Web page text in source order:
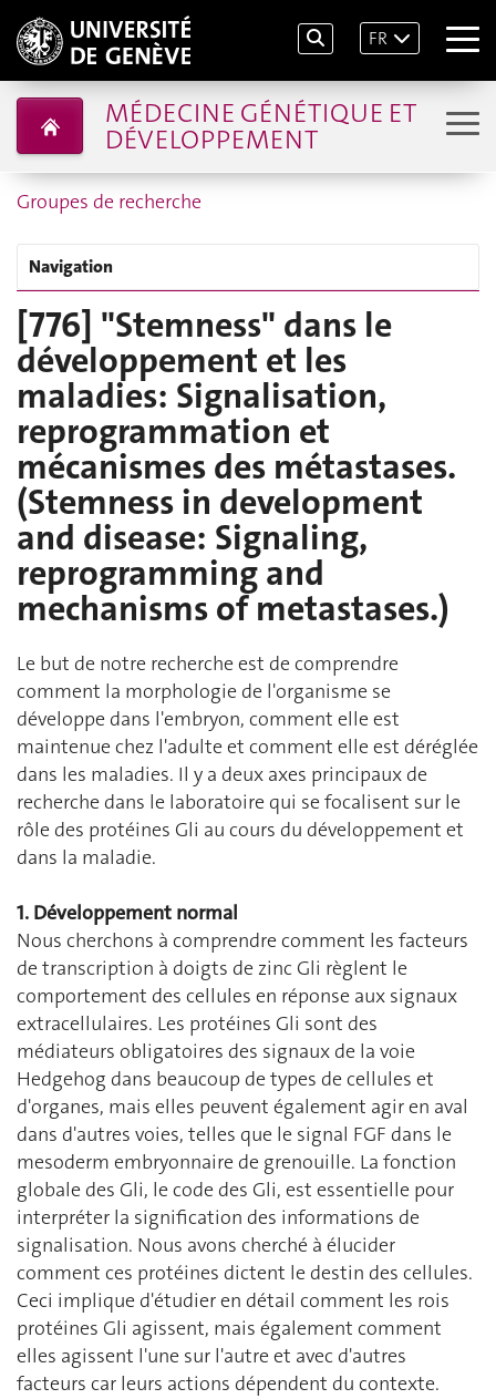
FR
MÉDECINE GÉNÉTIQUE ET
DÉVELOPPEMENT
Groupes de recherche
Navigation
[776] "Stemness" dans le
développement et les
maladies: Signalisation,
reprogrammation et
mécanismes des métastases.
(Stemness in development
and disease: Signaling,
reprogramming and
mechanisms of metastases.)
Le but de notre recherche est de comprendre
comment la morphologie de l'organisme se
développe dans l'embryon, comment elle est
maintenue chez l'adulte et comment elle est déréglée
dans les maladies. Il y a deux axes principaux de
recherche dans le laboratoire qui se focalisent sur le
rôle des protéines Gli au cours du développement et
dans la maladie.
1. Développement normal
Nous cherchons à comprendre comment les facteurs
de transcription à doigts de zinc Gli règlent le
comportement des cellules en réponse aux signaux
extracellulaires. Les protéines Gli sont des
médiateurs obligatoires des signaux de la voie
Hedgehog dans beaucoup de types de cellules et
d'organes, mais elles peuvent également agir en aval
dans d'autres voies, telles que le signal FGF dans le
mesoderm embryonnaire de grenouille. La fonction
globale des Gli, le code des Gli, est essentielle pour
interpréter la signification des informations de
signalisation. Nous avons cherché à élucider
comment ces protéines dictent le destin des cellules.
Ceci implique d'étudier en détail comment les rois
protéines Gli agissent, mais également comment
elles agissent l'une sur l'autre et avec d'autres
facteurs car leurs actions dépendent du contexte.